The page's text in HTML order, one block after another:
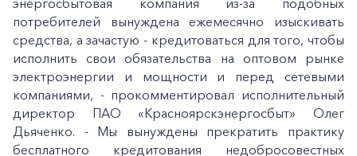
энергосбытовая компания из-за подобных
потребителей вынуждена ежемесячно изыскивать
средства, а зачастую - кредитоваться для того, чтобы
исполнить свои обязательства на оптовом рынке
электроэнергии и мощности и перед сетевыми
компаниями, - прокомментировал исполнительный
директор ПАО «Красноярскэнергосбыт» Олег
Дьяченко. - Мы вынуждены прекратить практику
бесплатного кредитования недобросовестных